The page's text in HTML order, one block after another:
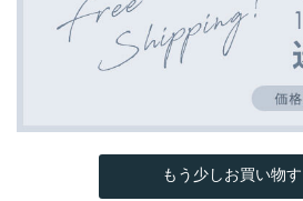
もう少しお買い物